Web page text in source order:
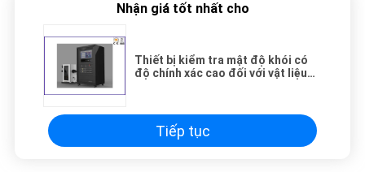
Nhận giá tốt nhất cho
Thiết bị kiểm tra mật độ khói có
độ chính xác cao đối với vật liệu
Tiếp tục